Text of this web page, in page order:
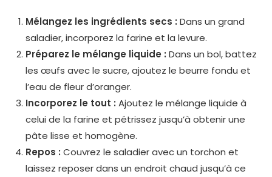
Mélangez les ingrédients secs : Dans un grand
saladier, incorporez la farine et la levure.
Préparez le mélange liquide : Dans un bol, battez
les œufs avec le sucre, ajoutez le beurre fondu et
l’eau de fleur d’oranger.
Incorporez le tout : Ajoutez le mélange liquide à
celui de la farine et pétrissez jusqu’à obtenir une
pâte lisse et homogène.
Repos : Couvrez le saladier avec un torchon et
laissez reposer dans un endroit chaud jusqu’à ce